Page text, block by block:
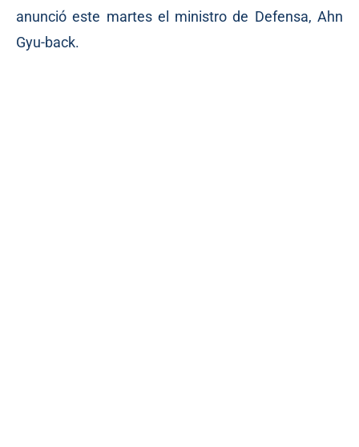
anunció este martes el ministro de Defensa, Ahn
Gyu-back.